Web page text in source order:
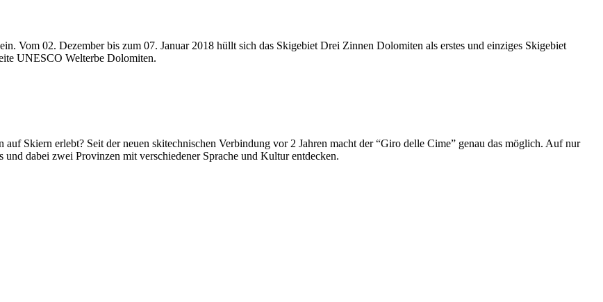
Vom 02. Dezember bis zum 07. Januar 2018 hüllt sich das Skigebiet Drei Zinnen Dolomiten als erstes und einziges Skigebiet
UNESCO Welterbe Dolomiten.
Skiern erlebt? Seit der neuen skitechnischen Verbindung vor 2 Jahren macht der “Giro delle Cime” genau das möglich. Auf nur
dabei zwei Provinzen mit verschiedener Sprache und Kultur entdecken.